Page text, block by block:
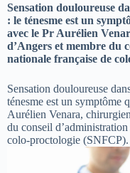
Sensation douloureuse
: le ténesme est un
avec le Pr Aurélien
d’Angers et membre du
nationale française de
Sensation douloureuse
ténesme est un symptôme
Aurélien Venara,
du conseil
colo-proctologie (SNFCP).